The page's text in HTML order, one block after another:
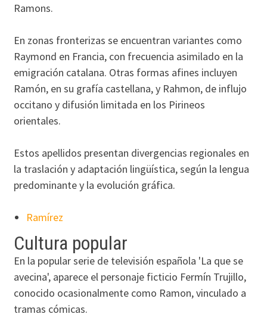
Ramons.
En zonas fronterizas se encuentran variantes como
Raymond en Francia, con frecuencia asimilado en la
emigración catalana. Otras formas afines incluyen
Ramón, en su grafía castellana, y Rahmon, de influjo
occitano y difusión limitada en los Pirineos
orientales.
Estos apellidos presentan divergencias regionales en
la traslación y adaptación lingüística, según la lengua
predominante y la evolución gráfica.
Ramírez
Cultura popular
En la popular serie de televisión española 'La que se
avecina', aparece el personaje ficticio Fermín Trujillo,
conocido ocasionalmente como Ramon, vinculado a
tramas cómicas.